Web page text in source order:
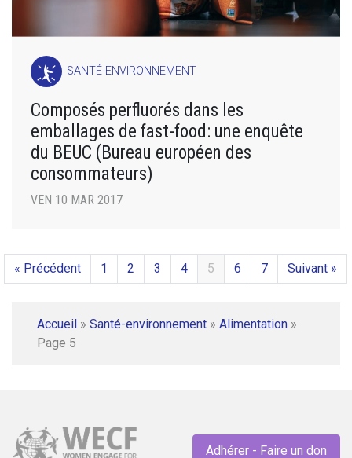
SANTÉ-ENVIRONNEMENT
Composés perfluorés dans les
emballages de fast-food: une enquête
du BEUC (Bureau européen des
consommateurs)
VEN 10 MAR 2017
« Précédent 1 2 3 4 5 6 7 Suivant »
Accueil » Santé-environnement » Alimentation »
Page 5
Adhérer - Faire un don